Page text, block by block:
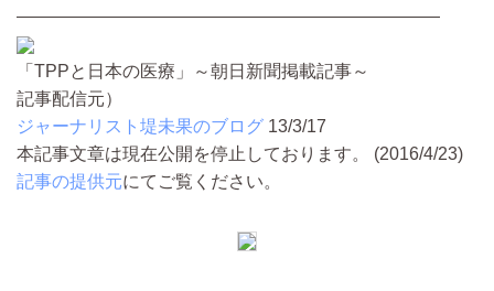
————————————————————————
「TPPと日本の医療」～朝日新聞掲載記事～
記事配信元）
ジャーナリスト堤未果のブログ 13/3/17
本記事文章は現在公開を停止しております。 (2016/4/23)
記事の提供元にてご覧ください。